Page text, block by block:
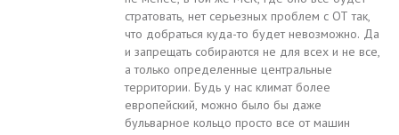
стратовать, нет серьезных проблем с ОТ так,
что добраться куда-то будет невозможно. Да
и запрещать собираются не для всех и не все,
а только определенные центральные
территории. Будь у нас климат более
европейский, можно было бы даже
бульварное кольцо просто все от машин